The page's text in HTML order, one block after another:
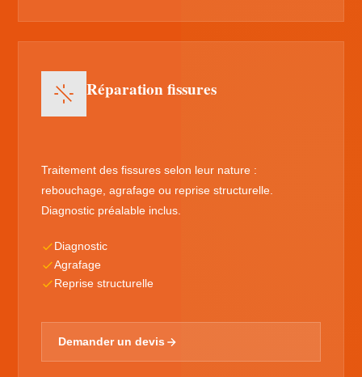
Réparation fissures
Traitement des fissures selon leur nature :
rebouchage, agrafage ou reprise structurelle.
Diagnostic préalable inclus.
Diagnostic
Agrafage
Reprise structurelle
Demander un devis